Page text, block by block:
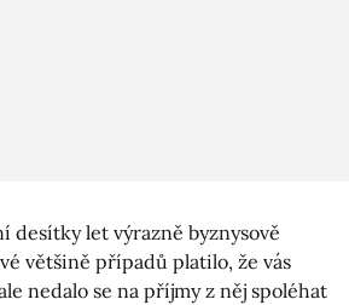
desítky let výrazně byznysově
většině případů platilo, že vás
nedalo se na příjmy z něj spoléhat